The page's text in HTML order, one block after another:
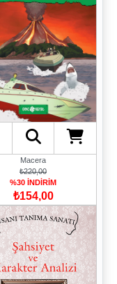
Macera
₺220,00
%30 İNDİRİM
₺154,00